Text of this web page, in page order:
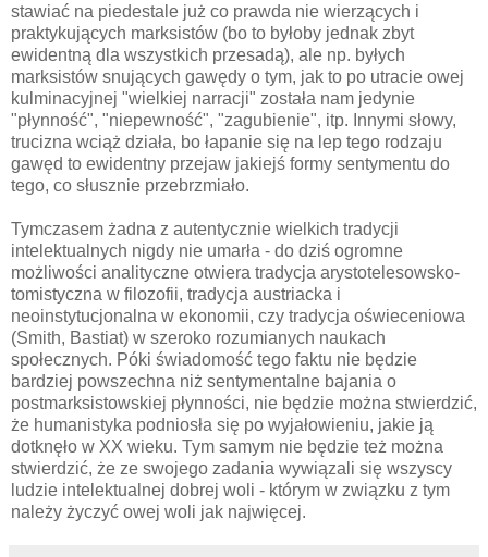
stawiać na piedestale już co prawda nie wierzących i
praktykujących marksistów (bo to byłoby jednak zbyt
ewidentną dla wszystkich przesadą), ale np. byłych
marksistów snujących gawędy o tym, jak to po utracie owej
kulminacyjnej "wielkiej narracji" została nam jedynie
"płynność", "niepewność", "zagubienie", itp. Innymi słowy,
trucizna wciąż działa, bo łapanie się na lep tego rodzaju
gawęd to ewidentny przejaw jakiejś formy sentymentu do
tego, co słusznie przebrzmiało.
Tymczasem żadna z autentycznie wielkich tradycji
intelektualnych nigdy nie umarła - do dziś ogromne
możliwości analityczne otwiera tradycja arystotelesowsko-
tomistyczna w filozofii, tradycja austriacka i
neoinstytucjonalna w ekonomii, czy tradycja oświeceniowa
(Smith, Bastiat) w szeroko rozumianych naukach
społecznych. Póki świadomość tego faktu nie będzie
bardziej powszechna niż sentymentalne bajania o
postmarksistowskiej płynności, nie będzie można stwierdzić,
że humanistyka podniosła się po wyjałowieniu, jakie ją
dotknęło w XX wieku. Tym samym nie będzie też można
stwierdzić, że ze swojego zadania wywiązali się wszyscy
ludzie intelektualnej dobrej woli - którym w związku z tym
należy życzyć owej woli jak najwięcej.